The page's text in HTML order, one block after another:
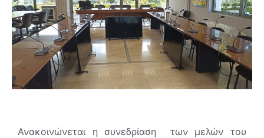
Ανακοινώνεται η συνεδρίαση των μελών του